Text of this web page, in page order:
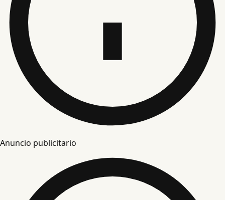
Anuncio publicitario